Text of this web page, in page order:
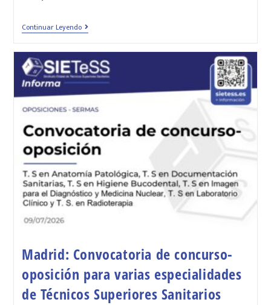
Continuar Leyendo
Madrid: Convocatoria de concurso-
oposición para varias especialidades
de Técnicos Superiores Sanitarios